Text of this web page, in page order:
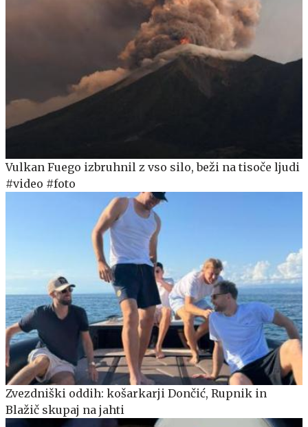
Vulkan Fuego izbruhnil z vso silo, beži na tisoče ljudi
#video #foto
Zvezdniški oddih: košarkarji Dončić, Rupnik in
Blažič skupaj na jahti